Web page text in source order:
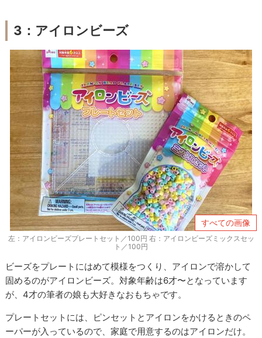
3：アイロンビーズ
すべての画像
左：アイロンビーズプレートセット／100円 右：アイロンビーズミックスセッ
ト／100円
ビーズをプレートにはめて模様をつくり、アイロンで溶かして
固めるのがアイロンビーズ。対象年齢は6才〜となっています
が、4才の筆者の娘も大好きなおもちゃです。
プレートセットには、ピンセットとアイロンをかけるときのペ
ーパーが入っているので、家庭で用意するのはアイロンだけ。